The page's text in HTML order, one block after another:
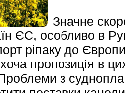
Значне
ЄС, особливо в
ріпаку до
пропозиція в
з